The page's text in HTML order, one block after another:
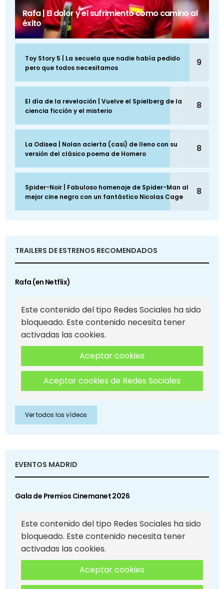
Rafa | El dolor y el sufrimiento como camino al
éxito
Toy Story 5 | La secuela que nadie había pedido
pero que todos necesitamos
9
El día de la revelación | Vuelve el Spielberg de la
ciencia ficción y el misterio
8
La Odisea | Nolan acierta (casi) de lleno con su
versión del clásico poema de Homero
8
Spider-Noir | Fabuloso homenaje de Spider-Man al
mejor cine negro con un fantástico Nicolas Cage
8
TRAILERS DE ESTRENOS RECOMENDADOS
Rafa (en Netflix)
Este contenido del tipo Redes Sociales ha sido
bloqueado. Este contenido necesita tener
activadas las cookies.
Aceptar cookies
Aceptar cookies de Redes Sociales
Ver todos los vídeos
EVENTOS MADRID
Gala de Premios Cinemanet 2026
Este contenido del tipo Redes Sociales ha sido
bloqueado. Este contenido necesita tener
activadas las cookies.
Aceptar cookies